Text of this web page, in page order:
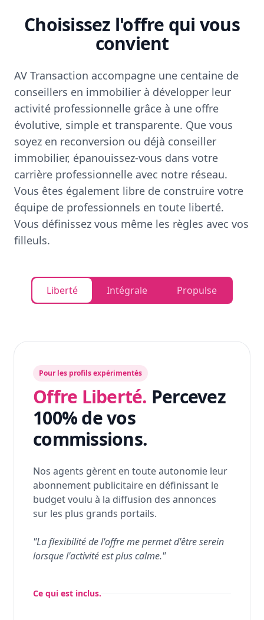
Choisissez l'offre qui vous
convient
AV Transaction accompagne une centaine de
conseillers en immobilier à développer leur
activité professionnelle grâce à une offre
évolutive, simple et transparente. Que vous
soyez en reconversion ou déjà conseiller
immobilier, épanouissez-vous dans votre
carrière professionnelle avec notre réseau.
Vous êtes également libre de construire votre
équipe de professionnels en toute liberté.
Vous définissez vous même les règles avec vos
filleuls.
Liberté Intégrale Propulse
Pour les profils expérimentés
Offre Liberté. Percevez
100% de vos
commissions.
Nos agents gèrent en toute autonomie leur
abonnement publicitaire en définissant le
budget voulu à la diffusion des annonces
sur les plus grands portails.
"La flexibilité de l'offre me permet d'être serein
lorsque l'activité est plus calme."
Ce qui est inclus.